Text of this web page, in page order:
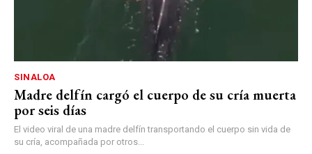
SINALOA
Madre delfín cargó el cuerpo de su cría muerta
por seis días
El video viral de una madre delfín transportando el cuerpo sin vida de
su cría, acompañada por otros...